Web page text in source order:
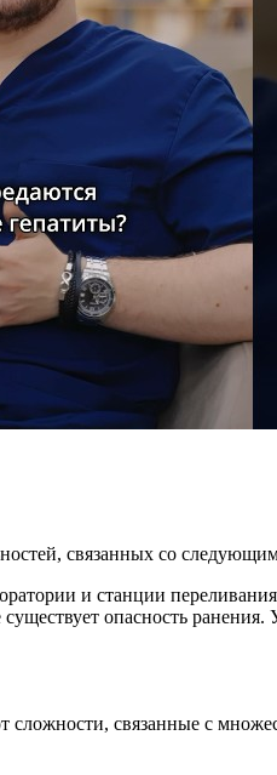
связанных со
и станции
опасность
связанные с